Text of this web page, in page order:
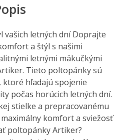
letných dní Doprajte
a štýl s našimi
letnými mäkučkými
Tieto poltopánky sú
ktoré hľadajú spojenie
počas horúcich letných dní.
stielke a prepracovanému
komfort a sviežosť
poltopánky Artiker?